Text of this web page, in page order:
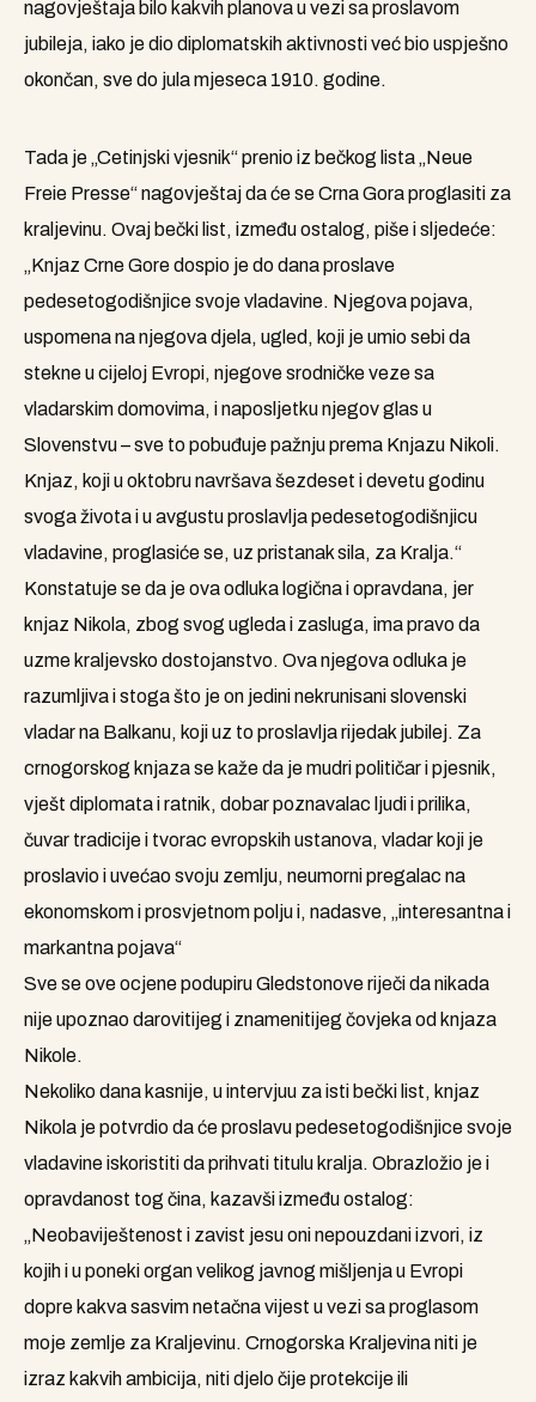
nagovještaja bilo kakvih planova u vezi sa proslavom
jubileja, iako je dio diplomatskih aktivnosti već bio uspješno
okončan, sve do jula mjeseca 1910. godine.
Tada je „Cetinjski vjesnik“ prenio iz bečkog lista „Neue
Freie Presse“ nagovještaj da će se Crna Gora proglasiti za
kraljevinu. Ovaj bečki list, između ostalog, piše i sljedeće:
„Knjaz Crne Gore dospio je do dana proslave
pedesetogodišnjice svoje vladavine. Njegova pojava,
uspomena na njegova djela, ugled, koji je umio sebi da
stekne u cijeloj Evropi, njegove srodničke veze sa
vladarskim domovima, i naposljetku njegov glas u
Slovenstvu – sve to pobuđuje pažnju prema Knjazu Nikoli.
Knjaz, koji u oktobru navršava šezdeset i devetu godinu
svoga života i u avgustu proslavlja pedesetogodišnjicu
vladavine, proglasiće se, uz pristanak sila, za Kralja.“
Konstatuje se da je ova odluka logična i opravdana, jer
knjaz Nikola, zbog svog ugleda i zasluga, ima pravo da
uzme kraljevsko dostojanstvo. Ova njegova odluka je
razumljiva i stoga što je on jedini nekrunisani slovenski
vladar na Balkanu, koji uz to proslavlja rijedak jubilej. Za
crnogorskog knjaza se kaže da je mudri političar i pjesnik,
vješt diplomata i ratnik, dobar poznavalac ljudi i prilika,
čuvar tradicije i tvorac evropskih ustanova, vladar koji je
proslavio i uvećao svoju zemlju, neumorni pregalac na
ekonomskom i prosvjetnom polju i, nadasve, „interesantna i
markantna pojava“
Sve se ove ocjene podupiru Gledstonove riječi da nikada
nije upoznao darovitijeg i znamenitijeg čovjeka od knjaza
Nikole.
Nekoliko dana kasnije, u intervjuu za isti bečki list, knjaz
Nikola je potvrdio da će proslavu pedesetogodišnjice svoje
vladavine iskoristiti da prihvati titulu kralja. Obrazložio je i
opravdanost tog čina, kazavši između ostalog:
„Neobaviještenost i zavist jesu oni nepouzdani izvori, iz
kojih i u poneki organ velikog javnog mišljenja u Evropi
dopre kakva sasvim netačna vijest u vezi sa proglasom
moje zemlje za Kraljevinu. Crnogorska Kraljevina niti je
izraz kakvih ambicija, niti djelo čije protekcije ili